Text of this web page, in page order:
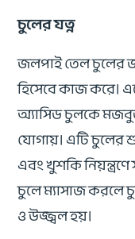
চুলের যত্ন
জলপাই তেল চুলের
হিসেবে কাজ করে।
অ্যাসিড চুলকে
যোগায়। এটি চুলের
এবং খুশকি
চুলে ম্যাসাজ করলে
ও উজ্জ্বল হয়।